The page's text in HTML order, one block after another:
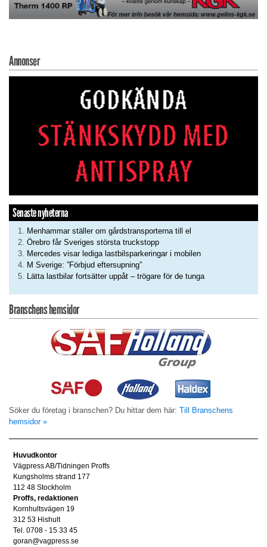
Annonser
Senaste nyheterna
Menhammar ställer om gårdstransporterna till el
Örebro får Sveriges största truckstopp
Mercedes visar lediga lastbilsparkeringar i mobilen
M Sverige: ”Förbjud eftersupning”
Lätta lastbilar fortsätter uppåt – trögare för de tunga
Branschens hemsidor
Söker du företag i branschen? Du hittar dem här: Till Branschens
hemsidor »
Huvudkontor
Vägpress AB/Tidningen Proffs
Kungsholms strand 177
112 48 Stockholm
Proffs, redaktionen
Kornhultsvägen 19
312 53 Hishult
Tel. 0708 - 15 33 45
goran@vagpress.se